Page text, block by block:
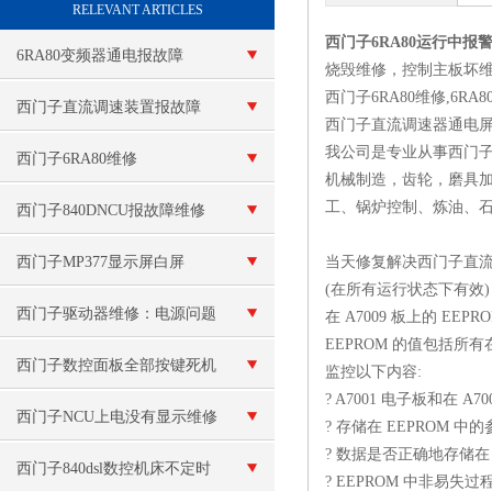
RELEVANT ARTICLES
6RA80变频器通电报故障
F60100
西门子直流调速装置报故障
西门子6RA80维修
西门子840DNCU报故障维修
西门子MP377显示屏白屏
西门子驱动器维修：电源问题
西门子数控面板全部按键死机
按不动维修
西门子NCU上电没有显示维修
西门子840dsl数控机床不定时
西门子6RA80运行中报
烧毁维修，控制主板坏
西门子6RA80维修
西门子直流调速器通电
我公司是专业从事西门
机械制造，齿轮，磨具
工、锅炉控制、炼油、
当天修复解决西门子直
(在所有运行状态下有效
在 A7009 板上的
EEPROM 的值包括所
监控以下内容:
? A7001 电子板和在
? 存储在 EEPROM 中
? 数据是否正确地存储
? EEPROM 中非易失过